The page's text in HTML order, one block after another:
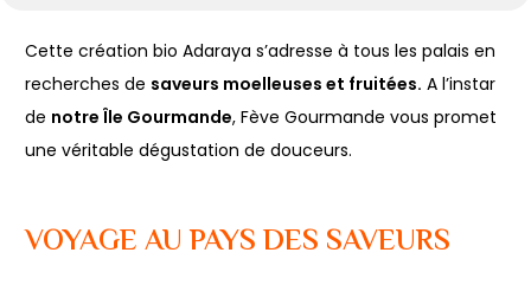
Cette création bio Adaraya s’adresse à tous les palais en
recherches de saveurs moelleuses et fruitées. A l’instar
de notre Île Gourmande, Fève Gourmande vous promet
une véritable dégustation de douceurs.
VOYAGE AU PAYS DES SAVEURS